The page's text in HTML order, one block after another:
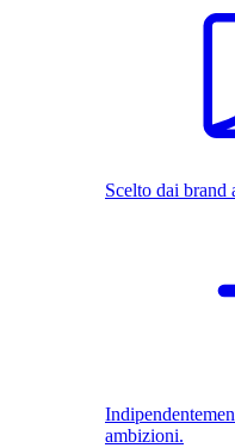
Scelto dai brand
ambizioni.